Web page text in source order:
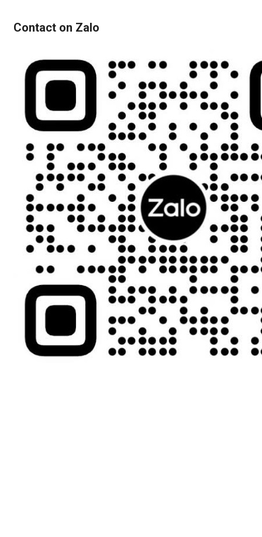
Contact on Zalo